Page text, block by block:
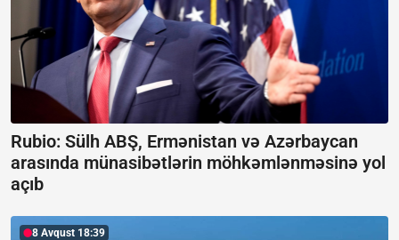
Rubio: Sülh ABŞ, Ermənistan və Azərbaycan
arasında münasibətlərin möhkəmlənməsinə yol
açıb
8 Avqust 18:39